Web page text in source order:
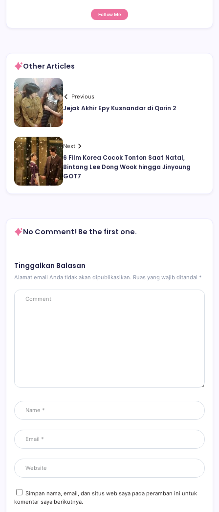
Follow Me
Other Articles
Previous
Jejak Akhir Epy Kusnandar di Qorin 2
Next
6 Film Korea Cocok Tonton Saat Natal,
Bintang Lee Dong Wook hingga Jinyoung
GOT7
No Comment! Be the first one.
Tinggalkan Balasan
Alamat email Anda tidak akan dipublikasikan. Ruas yang wajib ditandai *
Simpan nama, email, dan situs web saya pada peramban ini untuk
komentar saya berikutnya.